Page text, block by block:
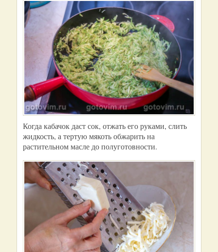
Когда кабачок даст сок, отжать его руками, слить
жидкость, а тертую мякоть обжарить на
растительном масле до полуготовности.